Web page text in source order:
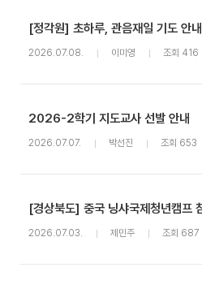
[정각원] 초하루, 관음재일 기도 안내
2026.07.08. 이미영 조회 416
2026-2학기 지도교사 선발 안내
2026.07.07. 박선진 조회 653
2026.07.03. 제민주 조회 687